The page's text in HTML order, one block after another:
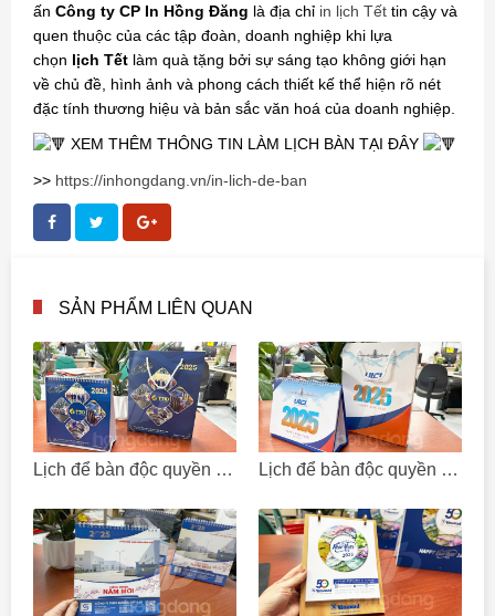
ấn Công ty CP In Hồng Đăng là địa chỉ in lịch Tết tin cậy và
quen thuộc của các tập đoàn, doanh nghiệp khi lựa
chọn lịch Tết làm quà tặng bởi sự sáng tạo không giới hạn
về chủ đề, hình ảnh và phong cách thiết kế thể hiện rõ nét
đặc tính thương hiệu và bản sắc văn hoá của doanh nghiệp.
XEM THÊM THÔNG TIN LÀM LỊCH BÀN TẠI ĐÂY
>> https://inhongdang.vn/in-lich-de-ban
SẢN PHẨM LIÊN QUAN
Lịch để bàn độc quyền - Công ty CP đầu tư và phát triển Thuận Thiên Lịch để bàn độc quyền - Công ty TNHH Giao Nhận Vận Tải Hàng Hóa Quốc Tế Viva